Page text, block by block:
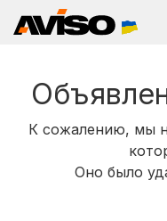
К сожалению, мы
Оно было